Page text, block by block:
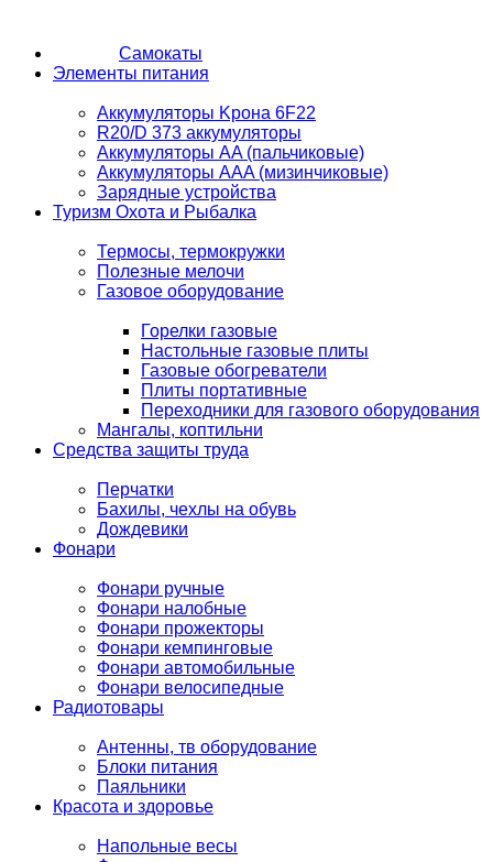
Самокаты
Элементы питания
Аккумуляторы Kрона 6F22
R20/D 373 аккумуляторы
Аккумуляторы AA (пальчиковые)
Аккумуляторы AAA (мизинчиковые)
Зарядные устройства
Туризм Охота и Рыбалка
Термосы, термокружки
Полезные мелочи
Газовое оборудование
Горелки газовые
Настольные газовые плиты
Газовые обогреватели
Плиты портативные
Переходники для газового оборудования
Мангалы, коптильни
Средства защиты труда
Перчатки
Бахилы, чехлы на обувь
Дождевики
Фонари
Фонари ручные
Фонари налобные
Фонари прожекторы
Фонари кемпинговые
Фонари автомобильные
Фонари велосипедные
Радиотовары
Антенны, тв оборудование
Блоки питания
Паяльники
Красота и здоровье
Напольные весы